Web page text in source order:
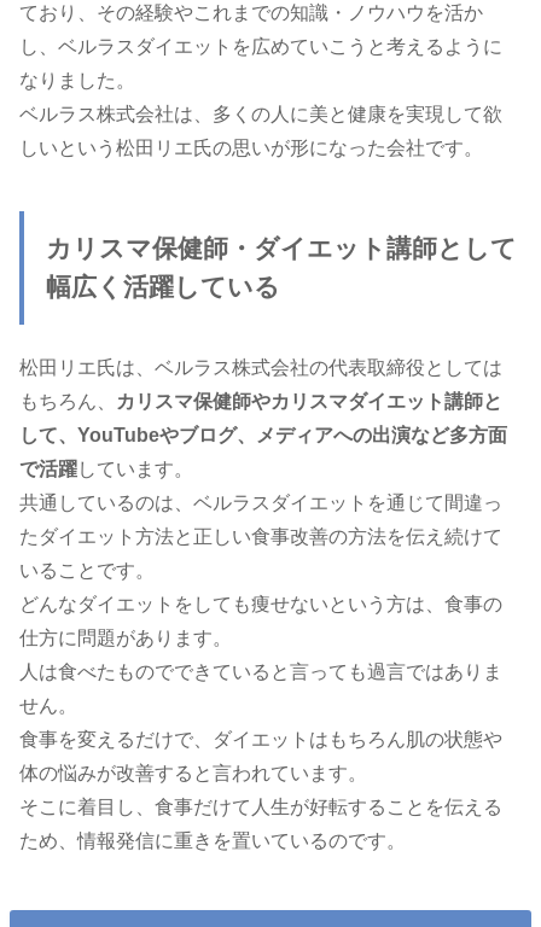
ており、その経験やこれまでの知識・ノウハウを活か
し、ベルラスダイエットを広めていこうと考えるように
なりました。
ベルラス株式会社は、多くの人に美と健康を実現して欲
しいという松田リエ氏の思いが形になった会社です。
カリスマ保健師・ダイエット講師として
幅広く活躍している
松田リエ氏は、ベルラス株式会社の代表取締役としては
もちろん、 カリスマ保健師やカリスマダイエット講師と
して、YouTubeやブログ、メディアへの出演など多方面
で活躍しています。
共通しているのは、ベルラスダイエットを通じて間違っ
たダイエット方法と正しい食事改善の方法を伝え続けて
いることです。
どんなダイエットをしても痩せないという方は、食事の
仕方に問題があります。
人は食べたものでできていると言っても過言ではありま
せん。
食事を変えるだけで、ダイエットはもちろん肌の状態や
体の悩みが改善すると言われています。
そこに着目し、食事だけて人生が好転することを伝える
ため、情報発信に重きを置いているのです。